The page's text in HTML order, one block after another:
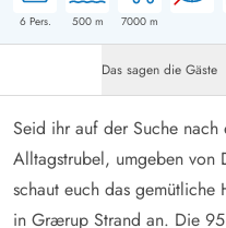
6Pers. 500m 7000 m
Das sagen die Gäste
Seid ihr auf der Suche nach
Alltagstrubel, umgeben von
schaut euch das
in Grærup Strand an. Die